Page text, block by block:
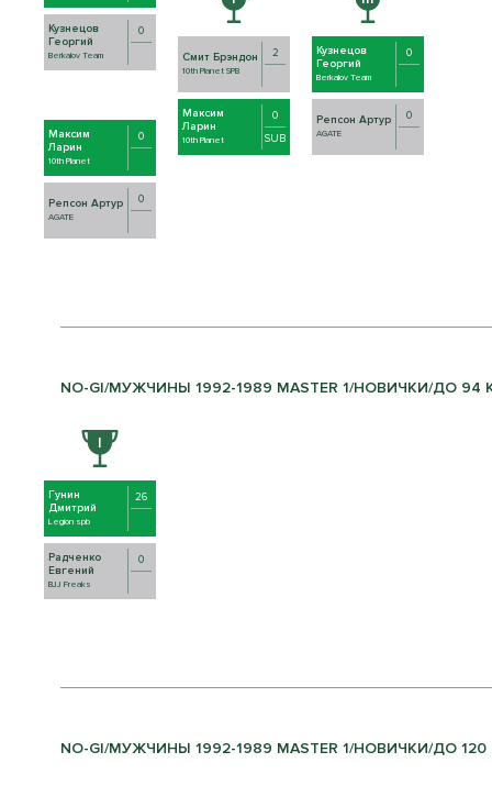
Кузнецов
Георгий
Berkalov Team
0
Максим
Ларин
10th Planet
0
Репсон Артур
AGATE
0
Смит Брэндон
10th Planet SPB
2
Максим
Ларин
10th Planet
0
SUB
Кузнецов
Георгий
Berkalov Team
0
Репсон Артур
AGATE
0
NO-GI/МУЖЧИНЫ 1992-1989 MASTER 1/НОВИЧКИ/ДО 94
Гунин
Дмитрий
Legion spb
26
Радченко
Евгений
BJJ Freaks
0
NO-GI/МУЖЧИНЫ 1992-1989 MASTER 1/НОВИЧКИ/ДО 120